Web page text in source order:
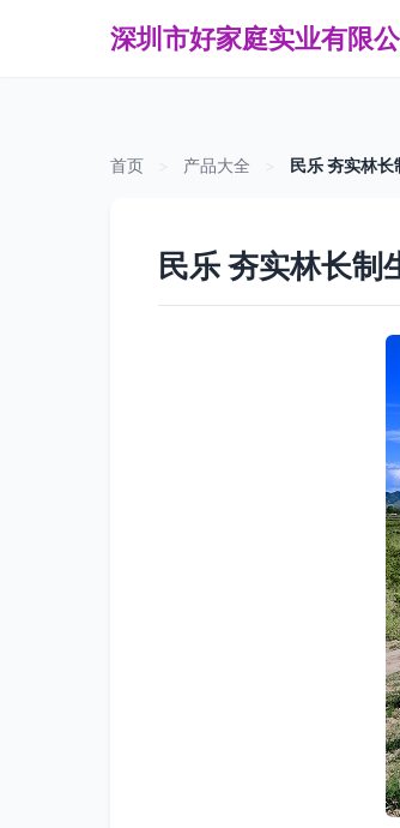
深圳市好家庭实业有限
首页 产品大全 民乐 夯实林
民乐 夯实林长制